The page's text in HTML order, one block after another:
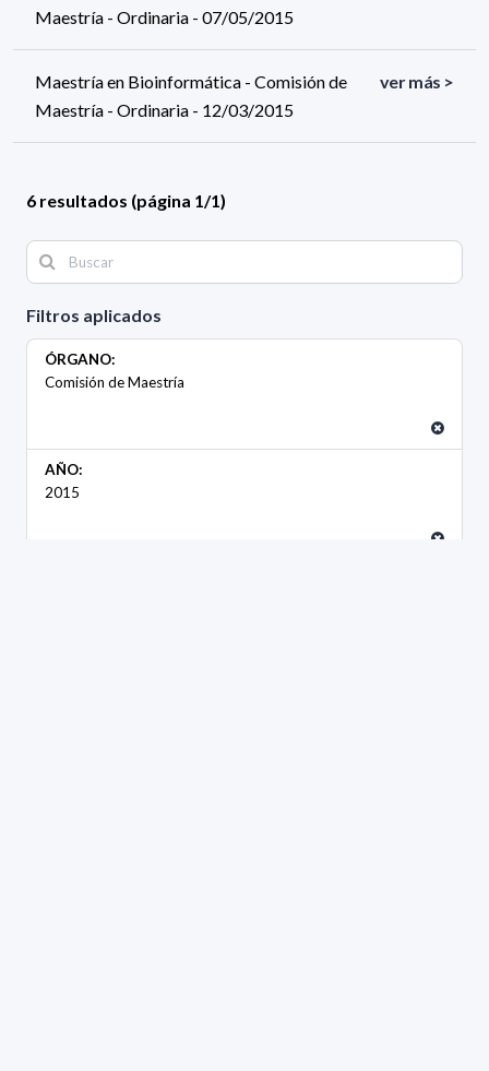
Filtros aplicados
ÓRGANO:
Comisión de Maestría
AÑO:
2015
Maestría - Ordinaria - 07/05/2015
Maestría en Bioinformática - Comisión de
Maestría - Ordinaria - 12/03/2015
ver más >
6 resultados (página 1/1)